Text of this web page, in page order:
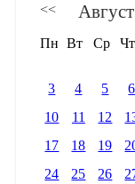
<<
Пн Вт Ср Чт
3
4 5 6
10
11 12
17
18 19
24
25 26